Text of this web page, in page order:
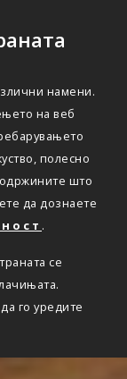
намени.
на веб
полесно
што
да дознаете
.
се
го уредите